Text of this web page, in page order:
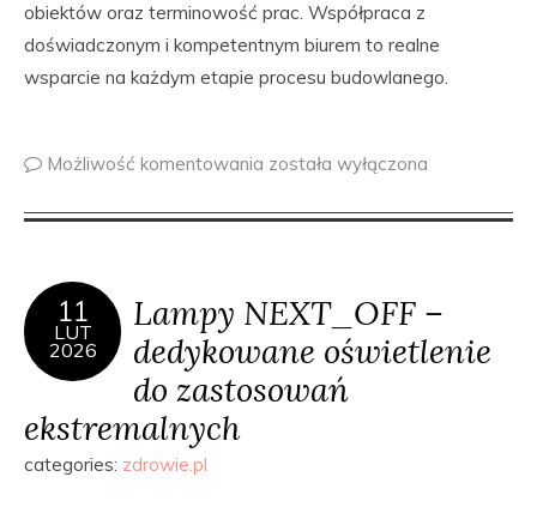
obiektów oraz terminowość prac. Współpraca z
doświadczonym i kompetentnym biurem to realne
wsparcie na każdym etapie procesu budowlanego.
Możliwość komentowania została wyłączona
11
LUT
2026
Lampy NEXT_OFF –
dedykowane oświetlenie
do zastosowań
ekstremalnych
categories: zdrowie.pl